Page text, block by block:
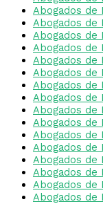
Abogados de
Abogados de
Abogados de
Abogados de
Abogados de
Abogados de
Abogados de
Abogados de
Abogados de
Abogados de
Abogados de
Abogados de
Abogados de
Abogados de
Abogados de
Abogados de